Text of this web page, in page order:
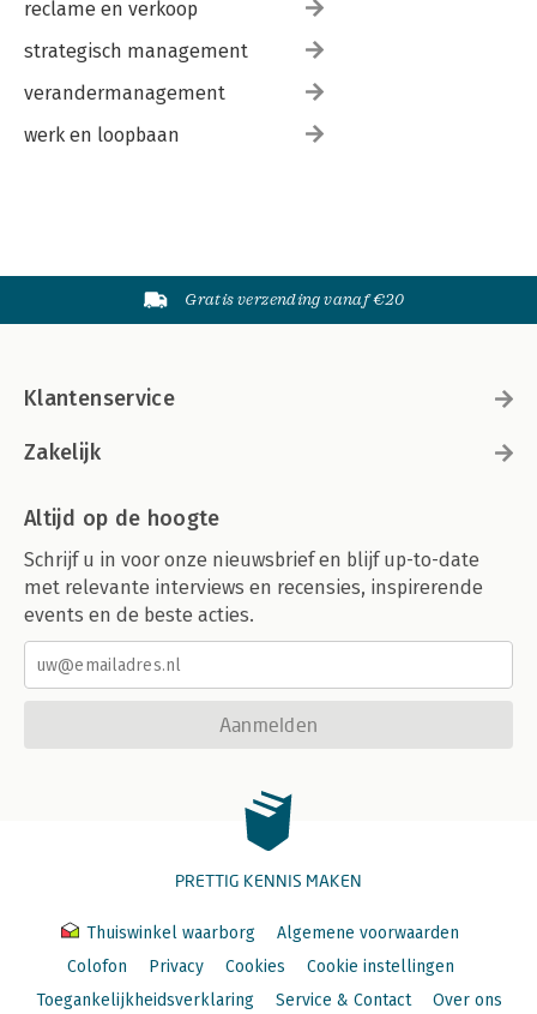
reclame en verkoop
strategisch management
verandermanagement
werk en loopbaan
Gratis verzending vanaf €20
Klantenservice
Zakelijk
Altijd op de hoogte
Schrijf u in voor onze nieuwsbrief en blijf up-to-date
met relevante interviews en recensies, inspirerende
events en de beste acties.
Aanmelden
PRETTIG KENNIS MAKEN
Thuiswinkel waarborg
Algemene voorwaarden
Colofon
Privacy Cookies
Cookie instellingen
Toegankelijkheidsverklaring
Service & Contact Over ons